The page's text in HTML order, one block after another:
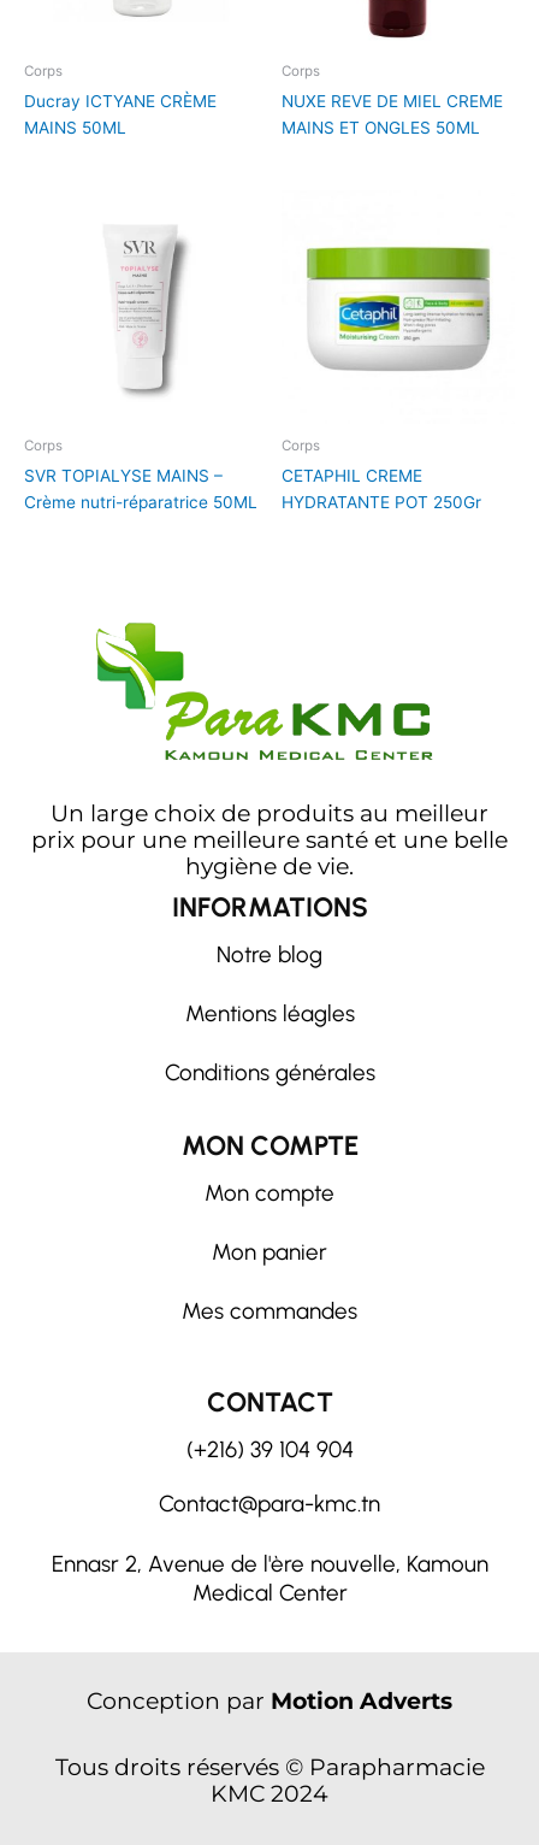
Corps
Ducray ICTYANE CRÈME
MAINS 50ML
Corps
NUXE REVE DE MIEL CREME
MAINS ET ONGLES 50ML
Corps
SVR TOPIALYSE MAINS –
Crème nutri-réparatrice 50ML
Corps
CETAPHIL CREME
HYDRATANTE POT 250Gr
Un large choix de produits au meilleur
prix pour une meilleure santé et une belle
hygiène de vie.
INFORMATIONS
Notre blog
Mentions léagles
Conditions générales
MON COMPTE
Mon compte
Mon panier
Mes commandes
CONTACT
(+216) 39 104 904
Contact@para-kmc.tn
Ennasr 2, Avenue de l'ère nouvelle, Kamoun
Medical Center
Conception par Motion Adverts
Tous droits réservés © Parapharmacie
KMC 2024